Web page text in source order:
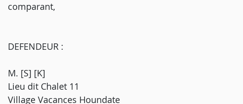
comparant,
DEFENDEUR :
M. [S] [K]
Lieu dit Chalet 11
Village Vacances Houndate